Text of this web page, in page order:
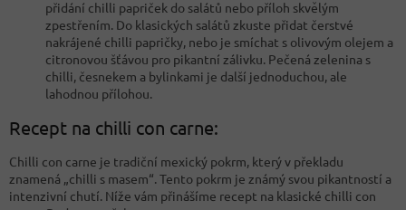
přidání chilli papriček do salátů nebo příloh skvělým
zpestřením. Do klasických salátů zkuste přidat čerstvé
nakrájené chilli papričky, nebo je smíchat s olivovým olejem a
citronovou šťávou pro pikantní zálivku. Pečená zelenina s
chilli, česnekem a bylinkami je další jednoduchou, ale
lahodnou přílohou.
Recept na chilli con carne:
Chilli con carne je tradiční mexický pokrm, který v překladu
znamená „chilli s masem“. Tento pokrm je známý svou pikantností a
intenzivní chutí. Níže vám přinášíme recept na klasické chilli con